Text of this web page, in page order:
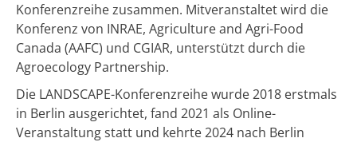
Konferenzreihe zusammen. Mitveranstaltet wird die
Konferenz von INRAE, Agriculture and Agri-Food
Canada (AAFC) und CGIAR, unterstützt durch die
Agroecology Partnership.
Die LANDSCAPE-Konferenzreihe wurde 2018 erstmals
in Berlin ausgerichtet, fand 2021 als Online-
Veranstaltung statt und kehrte 2024 nach Berlin